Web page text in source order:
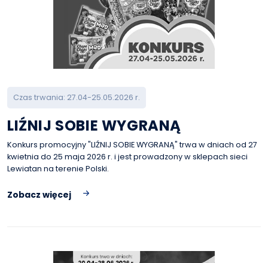
Czas trwania: 27.04-25.05.2026 r.
LIŹNIJ SOBIE WYGRANĄ
Konkurs promocyjny "LIŹNIJ SOBIE WYGRANĄ" trwa w dniach od 27
kwietnia do 25 maja 2026 r. i jest prowadzony w sklepach sieci
Lewiatan na terenie Polski.
Zobacz więcej